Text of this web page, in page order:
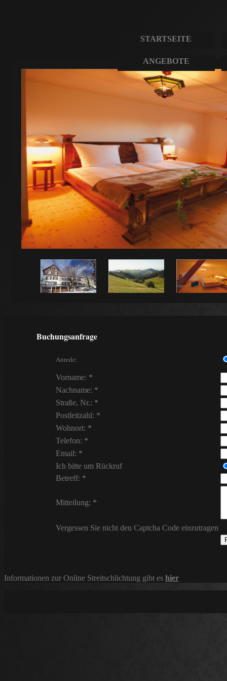
STARTSEITE
ANGEBOTE
Buchungsanfrage
Anrede:
Vorname: *
Nachname: *
Straße, Nr.: *
Postleitzahl: *
Wohnort: *
Telefon: *
Email: *
Ich bitte um Rückruf
Betreff: *
Mitteilung: *
Vergessen Sie nicht den Captcha Code einzutragen
Informationen zur Online Streitschlichtung gibt es hier